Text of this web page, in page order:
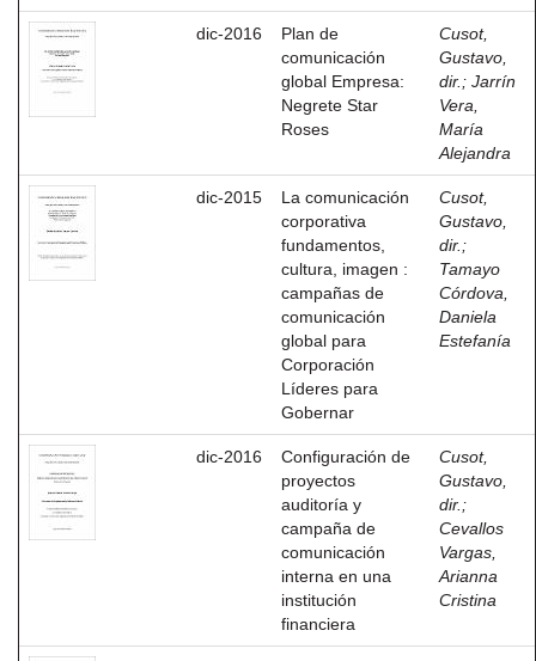
dic-2016
Plan de
comunicación
global Empresa:
Negrete Star
Roses
Cusot,
Gustavo,
dir. ; Jarrín
Vera,
María
Alejandra
dic-2015
La comunicación
corporativa
fundamentos,
cultura, imagen :
campañas de
comunicación
global para
Corporación
Líderes para
Gobernar
Cusot,
Gustavo,
dir. ;
Tamayo
Córdova,
Daniela
Estefanía
dic-2016
Configuración de
proyectos
auditoría y
campaña de
comunicación
interna en una
institución
financiera
Cusot,
Gustavo,
dir. ;
Cevallos
Vargas,
Arianna
Cristina